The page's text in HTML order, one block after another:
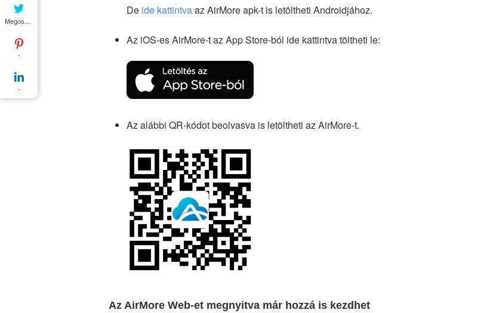
De ide kattintvaaz AirMore apk-t is letöltheti Androidjához.
Az iOS-es AirMore-t az App Store-ból ide kattintva töltheti le:
Az alábbi QR-kódot beolvasva is letöltheti az AirMore-t.
Az AirMore Web-et megnyitva már hozzá is kezdhet
-
-